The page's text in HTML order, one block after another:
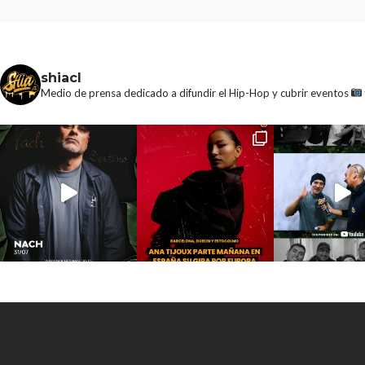
shiacl
Medio de prensa dedicado a difundir el Hip-Hop y cubrir eventos